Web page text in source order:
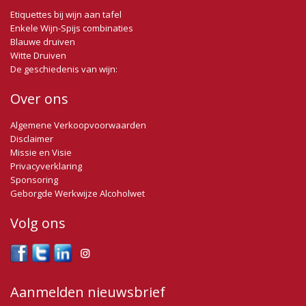
Etiquettes bij wijn aan tafel
Enkele Wijn-Spijs combinaties
Blauwe druiven
Witte Druiven
De geschiedenis van wijn:
Over ons
Algemene Verkoopvoorwaarden
Disclaimer
Missie en Visie
Privacyverklaring
Sponsoring
Geborgde Werkwijze Alcoholwet
Volg ons
Aanmelden nieuwsbrief